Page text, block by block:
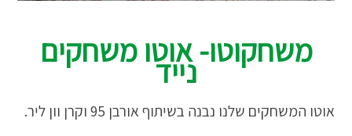
משחקוטו- אוטו משחקים
נייד
אוטו המשחקים שלנו נבנה בשיתוף אורבן 95 וקרן וון ליר.